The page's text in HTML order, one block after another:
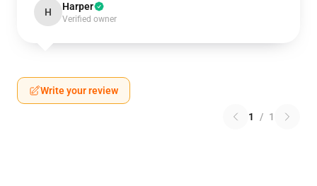
H Harper
Verified owner
Write your review
1 / 1